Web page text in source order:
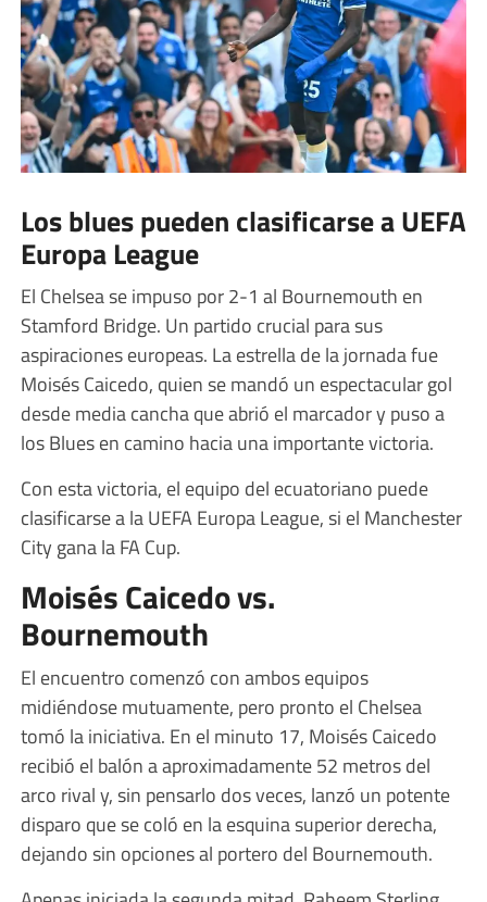
Los blues pueden clasificarse a UEFA
Europa League
El Chelsea se impuso por 2-1 al Bournemouth en
Stamford Bridge. Un partido crucial para sus
aspiraciones europeas. La estrella de la jornada fue
Moisés Caicedo, quien se mandó un espectacular gol
desde media cancha que abrió el marcador y puso a
los Blues en camino hacia una importante victoria.
Con esta victoria, el equipo del ecuatoriano puede
clasificarse a la UEFA Europa League, si el Manchester
City gana la FA Cup.
Moisés Caicedo vs.
Bournemouth
El encuentro comenzó con ambos equipos
midiéndose mutuamente, pero pronto el Chelsea
tomó la iniciativa. En el minuto 17, Moisés Caicedo
recibió el balón a aproximadamente 52 metros del
arco rival y, sin pensarlo dos veces, lanzó un potente
disparo que se coló en la esquina superior derecha,
dejando sin opciones al portero del Bournemouth.